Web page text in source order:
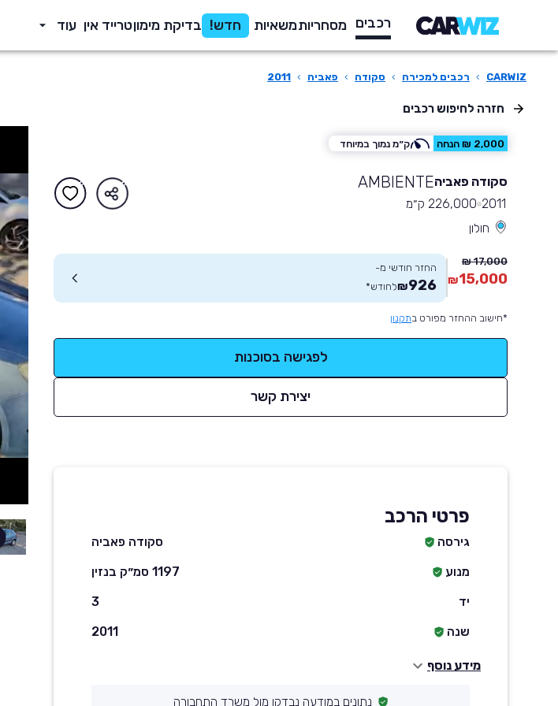
רכבים מסחריותמשאיות חדש! בדיקת מימוןטרייד אין עוד
CARWIZ
› רכבים למכירה › סקודה › פאביה ›
2011
חזרה לחיפוש רכבים
2,000 ₪ הנחה ק״מ נמוך במיוחד
סקודה פאביהAMBIENTE
2011 226,000 ק״מ
חולון
17,000 ₪
15,000
₪
החזר חודשי מ-
926
₪לחודש*
*חישוב ההחזר מפורט בתקנון
לפגישה בסוכנות
יצירת קשר
פרטי הרכב
גירסה
סקודה פאביה
מנוע
1197 סמ״ק בנזין
יד
3
שנה
2011
מידע נוסף
נתונים במודעה נבדקו מול משרד התחבורה